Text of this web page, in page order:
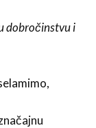
dobročinstvu i